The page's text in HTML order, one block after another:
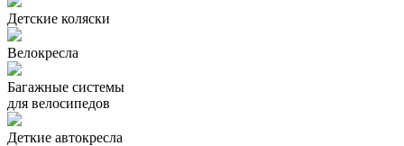
Детские коляски
Велокресла
Багажные системы
для велосипедов
Деткие автокресла